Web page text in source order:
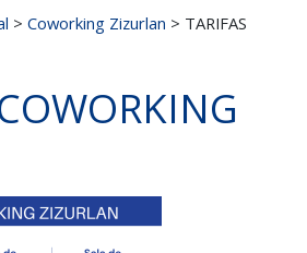
> Coworking Zizurlan > TARIFAS